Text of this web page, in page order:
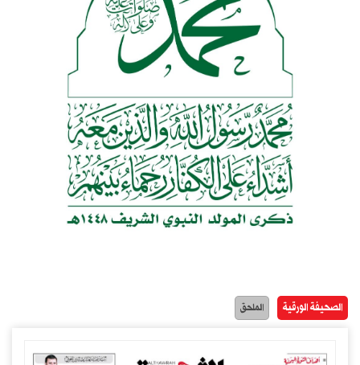
الصحيفة الورقية الملحق